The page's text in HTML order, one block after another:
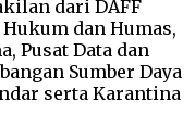
dari DAFF
dan Humas,
Pusat Data dan
Sumber Daya
serta Karantina